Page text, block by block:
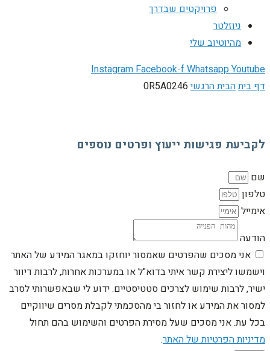
פרויקטים שבדרך
ניוזלטר
מהיוטיוב שלי
InstagramFacebook-fWhatsappYoutube
דף ביתהבית הרגשי 0R5A0246
לקביעת פגישות ייעוץ ופרטים נוספים
שם
טלפון
אימייל
הודעה
אני מסכים שהפרטים שאמסור יוחזקו במאגר המידע של האתר
וישמשו ליצירת קשר איתי בדוא"ל או במערכות אחרות, לרבות דיוור
ישיר, לרבות שימוש לצרכים סטטיסטיים. ידוע לי שבאפשרותי לסרב
למסור את המידע או לחזור בי מהסכמתי לקבלת מסרים שיווקיים
בכל עת. אני מסכים שעל מסירת הפרטים והשימוש בהם תחול
מדיניות הפרטיות של האתר.